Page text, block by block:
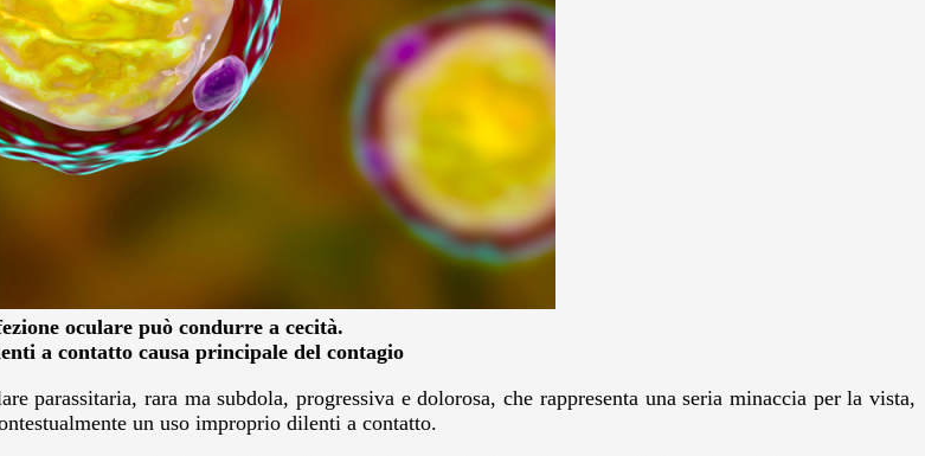
oculare può condurre a cecità.
a contatto causa principale del contagio
parassitaria, rara ma subdola, progressiva e dolorosa, che rappresenta una seria minaccia per la vista,
un uso improprio dilenti a contatto.